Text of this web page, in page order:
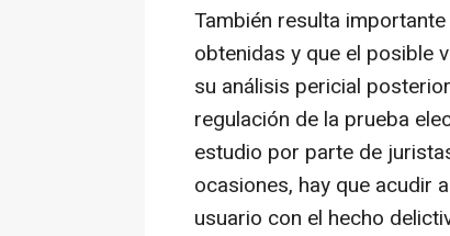
También resulta
obtenidas y que el posible
su análisis pericial
regulación de la prueba
estudio por parte de
ocasiones, hay que acudir
usuario con el hecho